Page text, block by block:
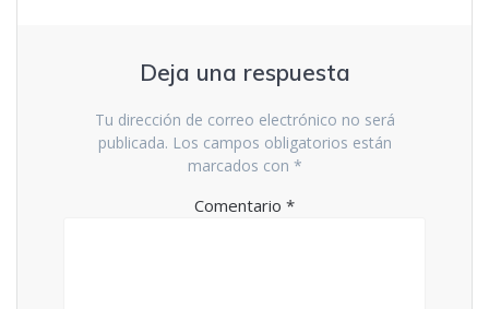
Deja una respuesta
Tu dirección de correo electrónico no será
publicada. Los campos obligatorios están
marcados con *
Comentario *